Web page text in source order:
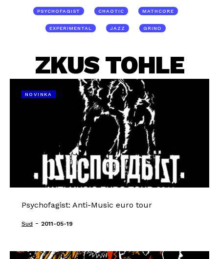
PSYCHOFAGIST CHAOTIC MATHCORE
EXPERIMENTAL JAZZ GRIND
ZKUS TOHLE
NOVINKA
Psychofagist: Anti-Music euro tour
Sud - 2011-05-19